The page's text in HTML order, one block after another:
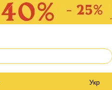
Укр